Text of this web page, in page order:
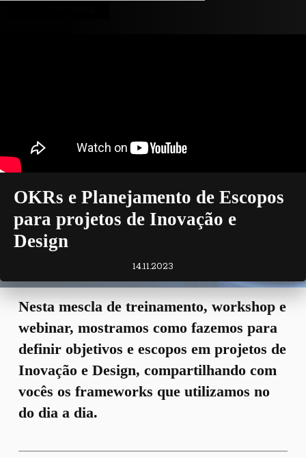
Blog
OKRs e Planejamento de Escopos
para projetos de Inovação e
Design
14.11.2023
Nesta mescla de treinamento, workshop e
webinar, mostramos como fazemos para
definir objetivos e escopos em projetos de
Inovação e Design, compartilhando com
vocês os frameworks que utilizamos no
do dia a dia.